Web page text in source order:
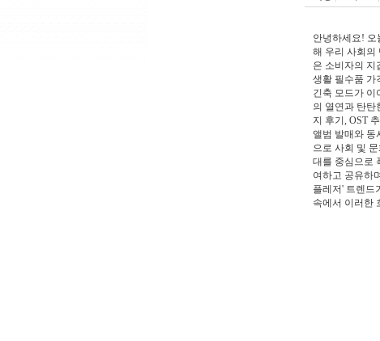
안녕하세요! 오
해 우리 사회의
은 소비자의 지
생활 필수품 가
긴축 모드가 이
의 열연과 탄탄
지 후기, OST
앨범 발매와 동
으로 사회 및
대를 중심으로
여하고 공유하
플레저' 트렌드
속에서 이러한